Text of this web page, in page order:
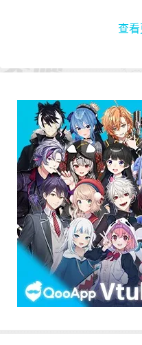
查看